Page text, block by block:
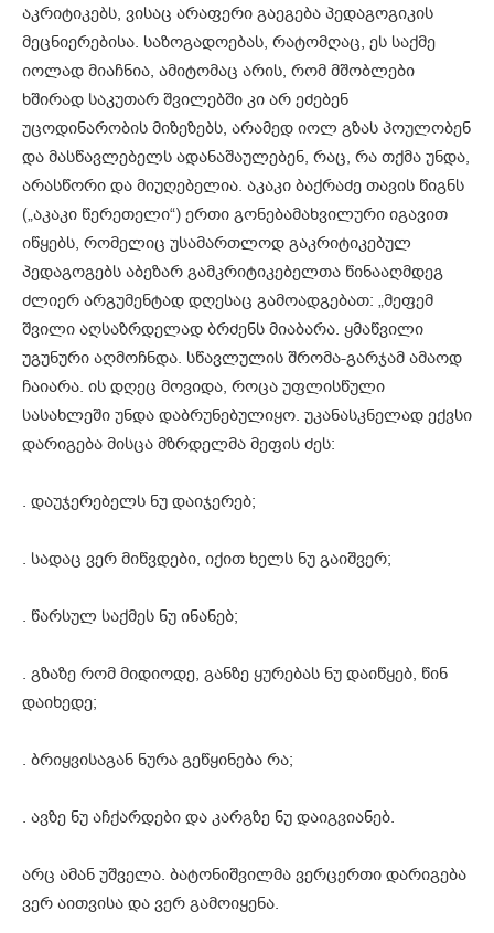
აკრიტიკებს, ვისაც არაფერი გაეგება პედაგოგიკის
მეცნიერებისა. საზოგადოებას, რატომღაც, ეს საქმე
იოლად მიაჩნია, ამიტომაც არის, რომ მშობლები
ხშირად საკუთარ შვილებში კი არ ეძებენ
უცოდინარობის მიზეზებს, არამედ იოლ გზას პოულობენ
და მასწავლებელს ადანაშაულებენ, რაც, რა თქმა უნდა,
არასწორი და მიუღებელია. აკაკი ბაქრაძე თავის წიგნს
(„აკაკი წერეთელი“) ერთი გონებამახვილური იგავით
იწყებს, რომელიც უსამართლოდ გაკრიტიკებულ
პედაგოგებს აბეზარ გამკრიტიკებელთა წინააღმდეგ
ძლიერ არგუმენტად დღესაც გამოადგებათ: „მეფემ
შვილი აღსაზრდელად ბრძენს მიაბარა. ყმაწვილი
უგუნური აღმოჩნდა. სწავლულის შრომა-გარჯამ ამაოდ
ჩაიარა. ის დღეც მოვიდა, როცა უფლისწული
სასახლეში უნდა დაბრუნებულიყო. უკანასკნელად ექვსი
დარიგება მისცა მზრდელმა მეფის ძეს:
. დაუჯერებელს ნუ დაიჯერებ;
. სადაც ვერ მიწვდები, იქით ხელს ნუ გაიშვერ;
. წარსულ საქმეს ნუ ინანებ;
. გზაზე რომ მიდიოდე, განზე ყურებას ნუ დაიწყებ, წინ
დაიხედე;
. ბრიყვისაგან ნურა გეწყინება რა;
. ავზე ნუ აჩქარდები და კარგზე ნუ დაიგვიანებ.
არც ამან უშველა. ბატონიშვილმა ვერცერთი დარიგება
ვერ აითვისა და ვერ გამოიყენა.